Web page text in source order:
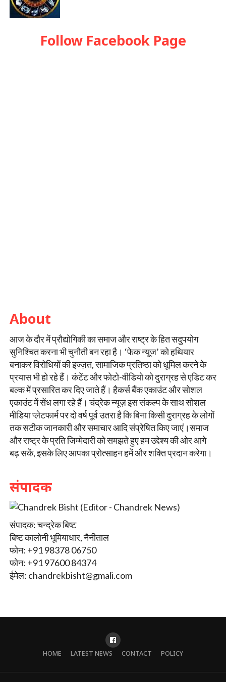
Follow Facebook Page
About
आज के दौर में प्रौद्योगिकी का समाज और राष्ट्र के हित सदुपयोग
सुनिश्चित करना भी चुनौती बन रहा है। ‘फेक न्यूज’ को हथियार
बनाकर विरोधियों की इज्ज़त, सामाजिक प्रतिष्ठा को धूमिल करने के
प्रयास भी हो रहे हैं। कंटेंट और फोटो-वीडियो को दुराग्रह से एडिट कर
बल्क में प्रसारित कर दिए जाते हैं। हैकर्स बैंक एकाउंट और सोशल
एकाउंट में सेंध लगा रहे हैं। चंद्रेक न्यूज़ इस संकल्प के साथ सोशल
मीडिया प्लेटफार्म पर दो वर्ष पूर्व उतरा है कि बिना किसी दुराग्रह के लोगों
तक सटीक जानकारी और समाचार आदि संप्रेषित किए जाएं।समाज
और राष्ट्र के प्रति जिम्मेदारी को समझते हुए हम उद्देश्य की ओर आगे
बढ़ सकें, इसके लिए आपका प्रोत्साहन हमें और शक्ति प्रदान करेगा।
संपादक
संपादक: चन्द्रेक बिष्ट
बिष्ट कालोनी भूमियाधार, नैनीताल
फोन: +91 98378 06750
फोन: +91 97600 84374
ईमेल: chandrekbisht@gmali.com
HOME LATEST NEWS CONTACT POLICY